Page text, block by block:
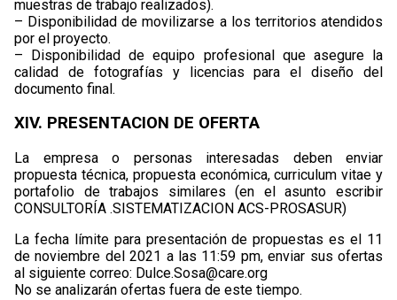
muestras de trabajo realizados).
– Disponibilidad de movilizarse a los territorios atendidos
por el proyecto.
– Disponibilidad de equipo profesional que asegure la
calidad de fotografías y licencias para el diseño del
documento final.
XIV. PRESENTACION DE OFERTA
La empresa o personas interesadas deben enviar
propuesta técnica, propuesta económica, curriculum vitae y
portafolio de trabajos similares (en el asunto escribir
CONSULTORÍA .SISTEMATIZACION ACS-PROSASUR)
La fecha límite para presentación de propuestas es el 11
de noviembre del 2021 a las 11:59 pm, enviar sus ofertas
al siguiente correo: Dulce.Sosa@care.org
No se analizarán ofertas fuera de este tiempo.